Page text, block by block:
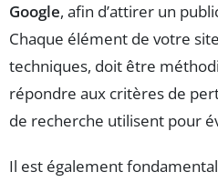
Google, afin d’attirer un
Chaque élément de votre
techniques, doit être
répondre aux critères de
de recherche utilisent pour
Il est également